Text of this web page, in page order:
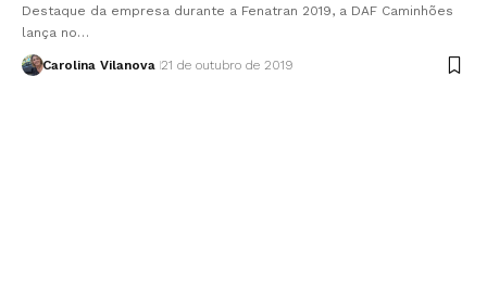
Destaque da empresa durante a Fenatran 2019, a DAF Caminhões
lança no…
Carolina Vilanova 21 de outubro de 2019